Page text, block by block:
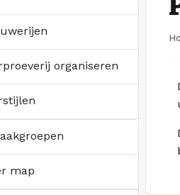
organiseren
map